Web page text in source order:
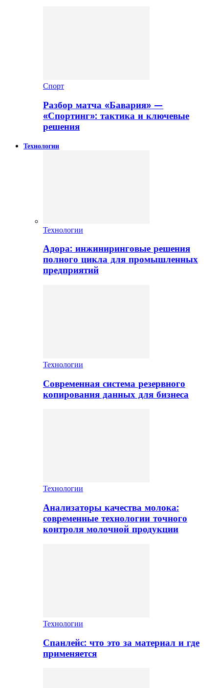
Спорт
Разбор матча «Бавария» —
«Спортинг»: тактика и ключевые
решения
Технологии
Технологии
Адора: инжиниринговые решения
полного цикла для промышленных
предприятий
Технологии
Современная система резервного
копирования данных для бизнеса
Технологии
Анализаторы качества молока:
современные технологии точного
контроля молочной продукции
Технологии
Спанлейс: что это за материал и где
применяется